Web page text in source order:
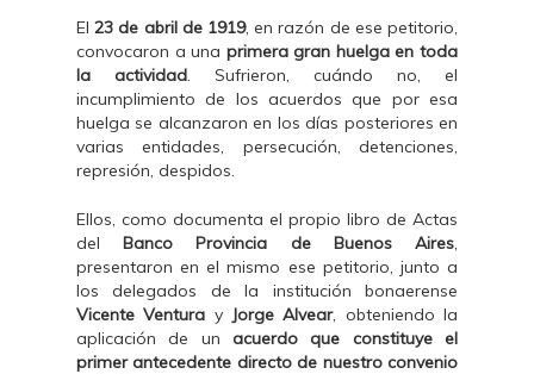
El23 de abril de 1919, en razón de ese petitorio,
convocaron a una primera gran huelga en toda
la actividad. Sufrieron, cuándo no, el
incumplimiento de los acuerdos que por esa
huelga se alcanzaron en los días posteriores en
varias entidades, persecución, detenciones,
represión, despidos.
Ellos, como documenta el propio libro de Actas
delBanco Provincia de Buenos Aires,
presentaron en el mismo ese petitorio, junto a
los delegados de la institución bonaerense
Vicente Ventura y Jorge Alvear, obteniendo la
aplicación de un acuerdo que constituye el
primer antecedente directo de nuestro convenio